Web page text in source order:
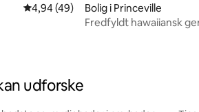
4,94 ud af 5 i gennemsnitlig
4,94 (49)
Bolig i Princeville
Fredfyldt hawaiiansk
udforske